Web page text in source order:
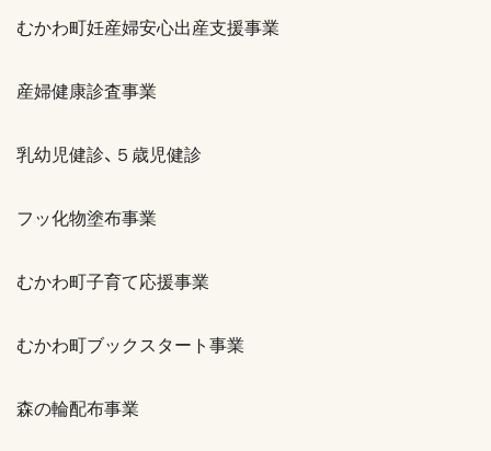
むかわ町妊産婦安心出産支援事業
産婦健康診査事業
乳幼児健診、５歳児健診
フッ化物塗布事業
むかわ町子育て応援事業
むかわ町ブックスタート事業
森の輪配布事業